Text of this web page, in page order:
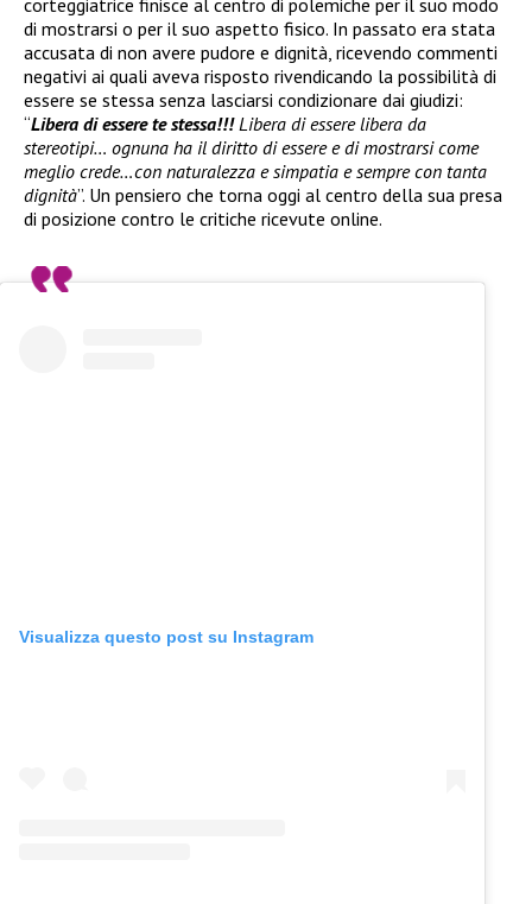
corteggiatrice finisce al centro di polemiche per il suo modo
di mostrarsi o per il suo aspetto fisico. In passato era stata
accusata di non avere pudore e dignità, ricevendo commenti
negativi ai quali aveva risposto rivendicando la possibilità di
essere se stessa senza lasciarsi condizionare dai giudizi:
“Libera di essere te stessa!!!Libera di essere libera da
stereotipi… ognuna ha il diritto di essere e di mostrarsi come
meglio crede…con naturalezza e simpatia e sempre con tanta
dignità”. Un pensiero che torna oggi al centro della sua presa
di posizione contro le critiche ricevute online.
Visualizza questo post su Instagram